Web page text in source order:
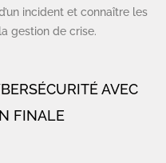
incident et connaître les
gestion de crise.
AVEC
FINALE